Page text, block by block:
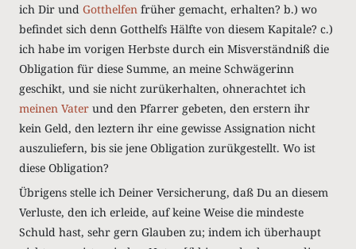
ich Dir und Gotthelfen früher gemacht, erhalten? b.) wo
befindet sich denn Gotthelfs Hälfte von diesem Kapitale? c.)
ich habe im vorigen Herbste durch ein Misverständniß die
Obligation für diese Summe, an meine Schwägerinn
geschikt, und sie nicht zurükerhalten, ohnerachtet ich
meinen Vater und den Pfarrer gebeten, den erstern ihr
kein Geld, den leztern ihr eine gewisse Assignation nicht
auszuliefern, bis sie jene Obligation zurükgestellt. Wo ist
diese Obligation?
Übrigens stelle ich Deiner Versicherung, daß Du an diesem
Verluste, den ich erleide, auf keine Weise die mindeste
Schuld hast, sehr gern Glauben zu; indem ich überhaupt